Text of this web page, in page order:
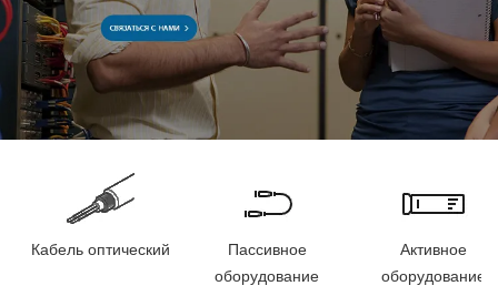
Кабель оптический
Пассивное
оборудование
Активное
оборудование